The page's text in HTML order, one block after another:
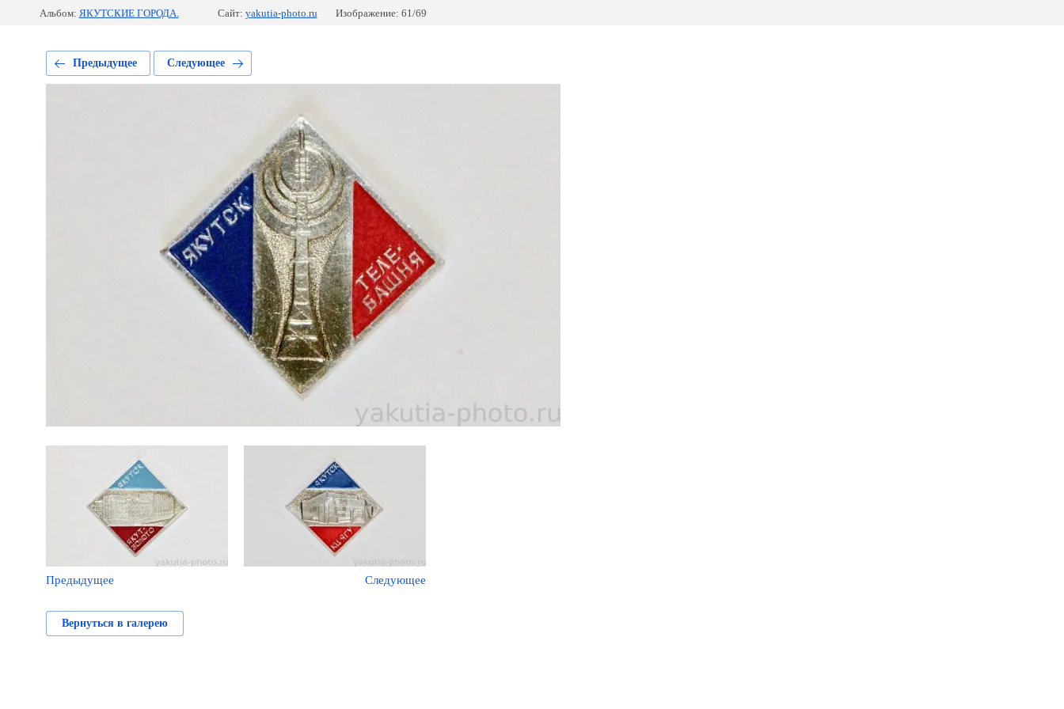
Альбом: ЯКУТСКИЕ ГОРОДА. Сайт: yakutia-photo.ru Изображение: 61/69
Предыдущее Следующее
Предыдущее Следующее
Вернуться в галерею